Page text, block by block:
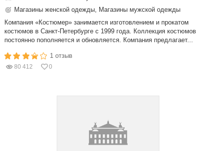
Магазины женской одежды, Магазины мужской одежды
Компания «Костюмер» занимается изготовлением и прокатом
костюмов в Санкт-Петербурге с 1999 года. Коллекция костюмов
постоянно пополняется и обновляется. Компания предлагает...
1 отзыв
80 412 0